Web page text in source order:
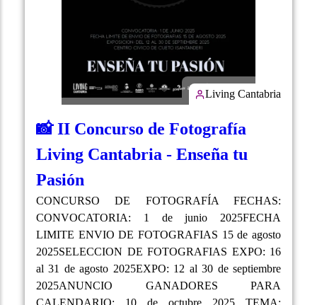
Living Cantabria
📸 II Concurso de Fotografía
Living Cantabria - Enseña tu
Pasión
CONCURSO DE FOTOGRAFÍA FECHAS:
CONVOCATORIA: 1 de junio 2025FECHA
LIMITE ENVIO DE FOTOGRAFIAS 15 de agosto
2025SELECCION DE FOTOGRAFIAS EXPO: 16
al 31 de agosto 2025EXPO: 12 al 30 de septiembre
2025ANUNCIO GANADORES PARA